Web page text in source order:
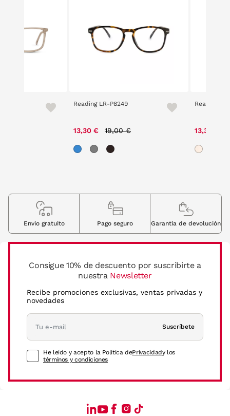
Reading LR-P8249
13,30 € 19,00 €
Reading
13,30 €
Consigue 10% de descuento por suscribirte a
nuestra Newsletter
Recibe promociones exclusivas, ventas privadas y
novedades
Suscríbete
He leído y acepto la Política dePrivacidady los
términos y condiciones
Envio gratuito Pago seguro Garantia de devolución